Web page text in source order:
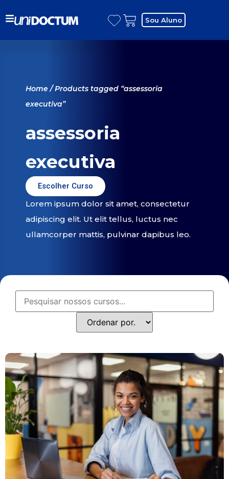
Sou Aluno
Home/ Products tagged “assessoria
executiva”
assessoria
executiva
Escolher Curso
Lorem ipsum dolor sit amet, consectetur
adipiscing elit. Ut elit tellus, luctus nec
ullamcorper mattis, pulvinar dapibus leo.